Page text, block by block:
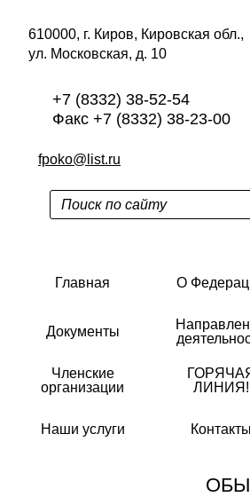
610000, г. Киров, Кировская обл.,
ул. Московская, д. 10
+7 (8332) 38-52-54
Факс +7 (8332) 38-23-00
fpoko@list.ru
Главная О
Документы
Членские
организации
ЛИНИЯ!
Наши услуги Контакты